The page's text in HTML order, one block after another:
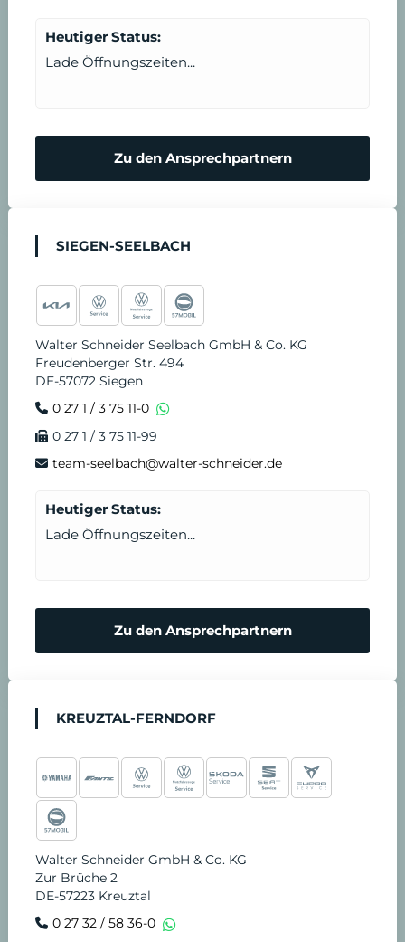
Heutiger Status:
Lade Öffnungszeiten...
Zu den Ansprechpartnern
SIEGEN-SEELBACH
Walter Schneider Seelbach GmbH & Co. KG
Freudenberger Str. 494
DE-57072 Siegen
0 27 1 / 3 75 11-0
0 27 1 / 3 75 11-99
team-seelbach@walter-schneider.de
Heutiger Status:
Lade Öffnungszeiten...
Zu den Ansprechpartnern
KREUZTAL-FERNDORF
Walter Schneider GmbH & Co. KG
Zur Brüche 2
DE-57223 Kreuztal
0 27 32 / 58 36-0